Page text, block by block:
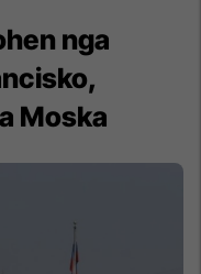
nga
Moska